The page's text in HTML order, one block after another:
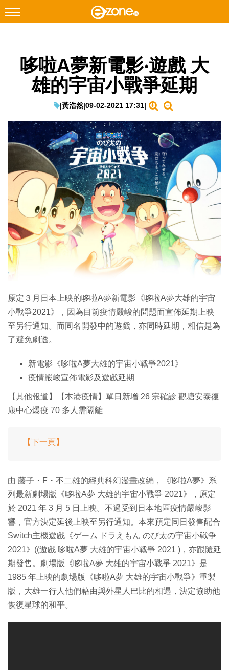
Facebook Instagram
科技焦點
遊戲動漫
教學評測
EduTech
IT Times
生成式AI與雲端應用
Enterprise Digital Transformation
特集
哆啦A夢新電影‧遊戲 大
雄的宇宙小戰爭延期
|黃浩然|09-02-2021 17:31|
原定３月日本上映的哆啦A夢新電影《哆啦A夢大雄的宇宙
小戰爭2021》，因為目前疫情嚴峻的問題而宣佈延期上映
至另行通知。而同名開發中的遊戲，亦同時延期，相信是為
了避免劇透。
新電影《哆啦A夢大雄的宇宙小戰爭2021》
疫情嚴峻宣佈電影及遊戲延期
【其他報道】【本港疫情】單日新增 26 宗確診 觀塘安泰復
康中心爆疫 70 多人需隔離
【下一頁】
由 藤子・F・不二雄的經典科幻漫畫改編，《哆啦A夢》系
列最新劇場版《哆啦A夢 大雄的宇宙小戰爭 2021》，原定
於 2021 年 3 月 5 日上映。不過受到日本地區疫情嚴峻影
響，官方決定延後上映至另行通知。本來預定同日發售配合
Switch主機遊戲《ゲーム ドラえもん のび太の宇宙小戦争
2021》((遊戲 哆啦A夢 大雄的宇宙小戰爭 2021 )，亦跟隨延
期發售。劇場版《哆啦A夢 大雄的宇宙小戰爭 2021》是
1985 年上映的劇場版《哆啦A夢 大雄的宇宙小戰爭》重製
版，大雄一行人他們藉由與外星人巴比的相遇，決定協助他
恢復星球的和平。